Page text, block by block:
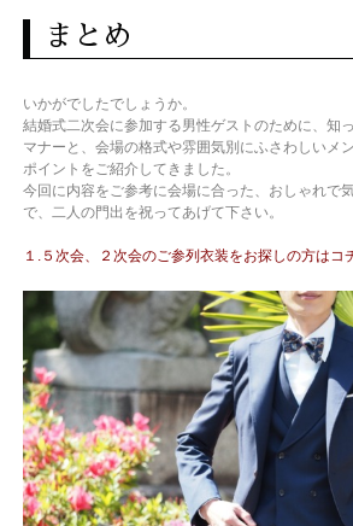
まとめ
いかがでしたでしょうか。
結婚式二次会に参加する男性ゲストのために、知
マナーと、会場の格式や雰囲気別にふさわしいメ
ポイントをご紹介してきました。
今回に内容をご参考に会場に合った、おしゃれで
で、二人の門出を祝ってあげて下さい。
１.５次会、２次会のご参列衣装をお探しの方はコ